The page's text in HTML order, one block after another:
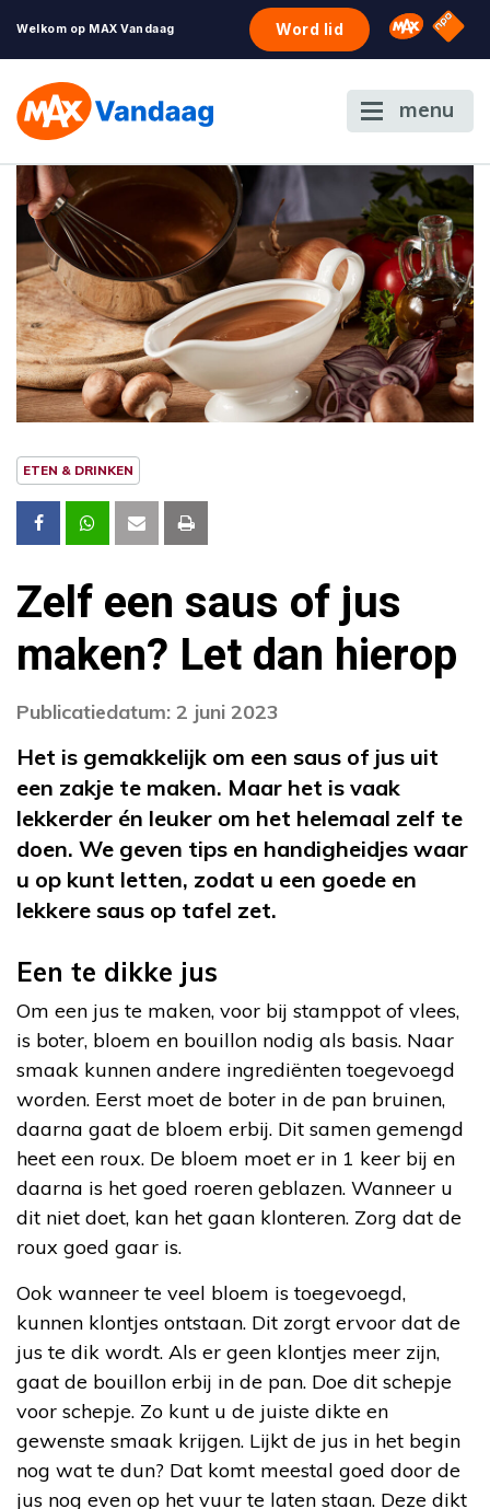
Welkom op MAX Vandaag Word lid Omroep
NPO
menu
ETEN & DRINKEN
Zelf een saus of jus
maken? Let dan hierop
Publicatiedatum: 2 juni 2023
Het is gemakkelijk om een saus of jus uit
een zakje te maken. Maar het is vaak
lekkerder én leuker om het helemaal zelf te
doen. We geven tips en handigheidjes waar
u op kunt letten, zodat u een goede en
lekkere saus op tafel zet.
Een te dikke jus
Om een jus te maken, voor bij stamppot of vlees,
is boter, bloem en bouillon nodig als basis. Naar
smaak kunnen andere ingrediënten toegevoegd
worden. Eerst moet de boter in de pan bruinen,
daarna gaat de bloem erbij. Dit samen gemengd
heet een roux. De bloem moet er in 1 keer bij en
daarna is het goed roeren geblazen. Wanneer u
dit niet doet, kan het gaan klonteren. Zorg dat de
roux goed gaar is.
Ook wanneer te veel bloem is toegevoegd,
kunnen klontjes ontstaan. Dit zorgt ervoor dat de
jus te dik wordt. Als er geen klontjes meer zijn,
gaat de bouillon erbij in de pan. Doe dit schepje
voor schepje. Zo kunt u de juiste dikte en
gewenste smaak krijgen. Lijkt de jus in het begin
nog wat te dun? Dat komt meestal goed door de
jus nog even op het vuur te laten staan. Deze dikt